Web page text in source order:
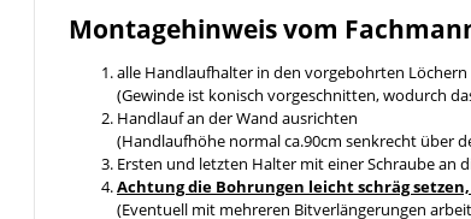
Montagehinweis vom
alle Handlaufhalter in den vorgebohrten
(Gewinde ist konisch vorgeschnitten, wodurch
Handlauf an der Wand ausrichten
(Handlaufhöhe normal ca.90cm senkrecht über
Ersten und letzten Halter mit einer Schraube an
Achtung die Bohrungen leicht schräg
(Eventuell mit mehreren Bitverlängerungen